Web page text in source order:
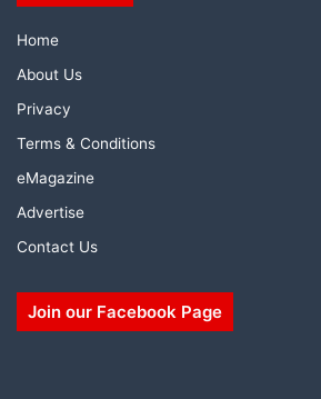
Home
About Us
Privacy
Terms & Conditions
eMagazine
Advertise
Contact Us
Join our Facebook Page